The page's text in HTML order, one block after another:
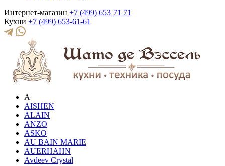
Интернет-магазин +7 (499) 653 71 71
Кухни +7 (499) 653-61-61
A
AISHEN
ALAIN
ANZO
ASKO
AU BAIN MARIE
AUERHAHN
Avdeev Crystal